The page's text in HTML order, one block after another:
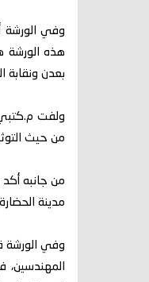
وفي الورشة
هذه الورشة
بعدن ونقابة
ولفت م.كتبي
من حيث
من جانبه أكد
مدينة
وفي الورشة
المهندسين،